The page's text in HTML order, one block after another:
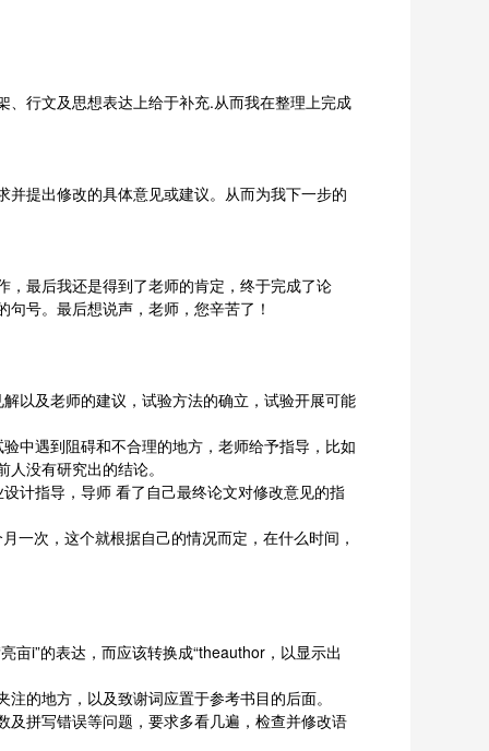
行文及思想表达上给于补充.从而我在整理上完成
提出修改的具体意见或建议。从而为我下一步的
最后我还是得到了老师的肯定，终于完成了论
号。最后想说声，老师，您辛苦了！
以及老师的建议，试验方法的确立，试验开展可能
中遇到阻碍和不合理的地方，老师给予指导，比如
没有研究出的结论。
计指导，导师 看了自己最终论文对修改意见的指
一次，这个就根据自己的情况而定，在什么时间，
亩i”的表达，而应该转换成“theauthor，以显示出
的地方，以及致谢词应置于参考书目的后面。
拼写错误等问题，要求多看几遍，检查并修改语